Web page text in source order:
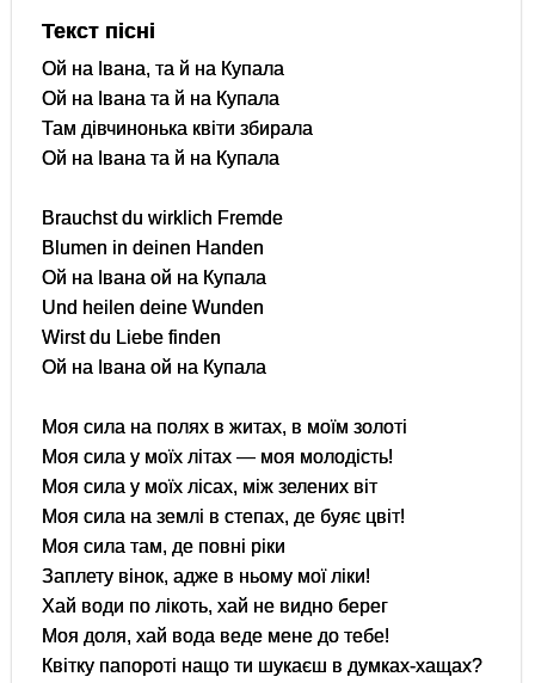
Текст пісні
Ой на Івана, та й на Купала
Ой на Івана та й на Купала
Там дівчинонька квіти збирала
Ой на Івана та й на Купала
Brauchst du wirklich Fremde
Blumen in deinen Handen
Ой на Івана ой на Купала
Und heilen deine Wunden
Wirst du Liebe finden
Ой на Івана ой на Купала
Моя сила на полях в житах, в моїм золоті
Моя сила у моїх літах — моя молодість!
Моя сила у моїх лісах, між зелених віт
Моя сила на землі в степах, де буяє цвіт!
Моя сила там, де повні ріки
Заплету вінок, адже в ньому мої ліки!
Хай води по лікоть, хай не видно берег
Моя доля, хай вода веде мене до тебе!
Квітку папороті нащо ти шукаєш в думках-хащах?